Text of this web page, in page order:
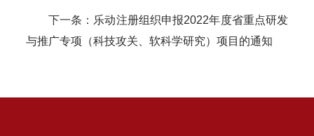
下一条： 乐动注册组织申报2022年度省重点研发
与推广专项（科技攻关、软科学研究）项目的通知